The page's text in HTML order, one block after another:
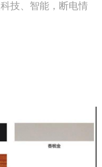
技、智能，断电情